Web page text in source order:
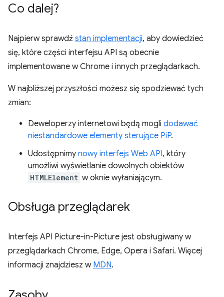
Co dalej?
Najpierw sprawdź stan implementacji, aby dowiedzieć
się, które części interfejsu API są obecnie
implementowane w Chrome i innych przeglądarkach.
W najbliższej przyszłości możesz się spodziewać tych
zmian:
Deweloperzy internetowi będą mogli dodawać
niestandardowe elementy sterujące PiP.
Udostępnimy nowy interfejs Web API, który
umożliwi wyświetlanie dowolnych obiektów
HTMLElement w oknie wyłaniającym.
Obsługa przeglądarek
Interfejs API Picture-in-Picture jest obsługiwany w
przeglądarkach Chrome, Edge, Opera i Safari. Więcej
informacji znajdziesz w MDN.